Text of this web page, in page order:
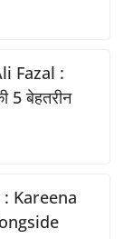
Fazal :
5 बेहतरीन
: Kareena